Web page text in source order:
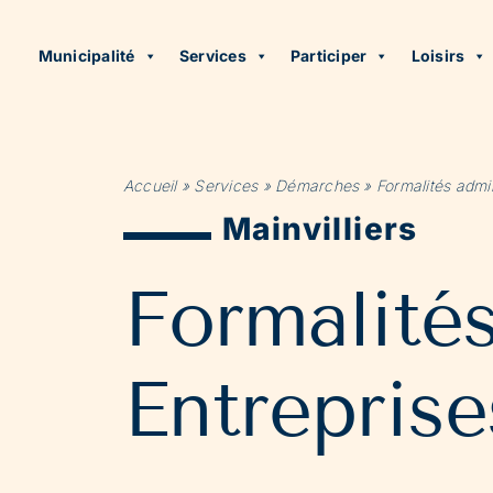
Municipalité Services Participer Loisirs
Accueil» Services» Démarches» Formalités
Mainvilliers